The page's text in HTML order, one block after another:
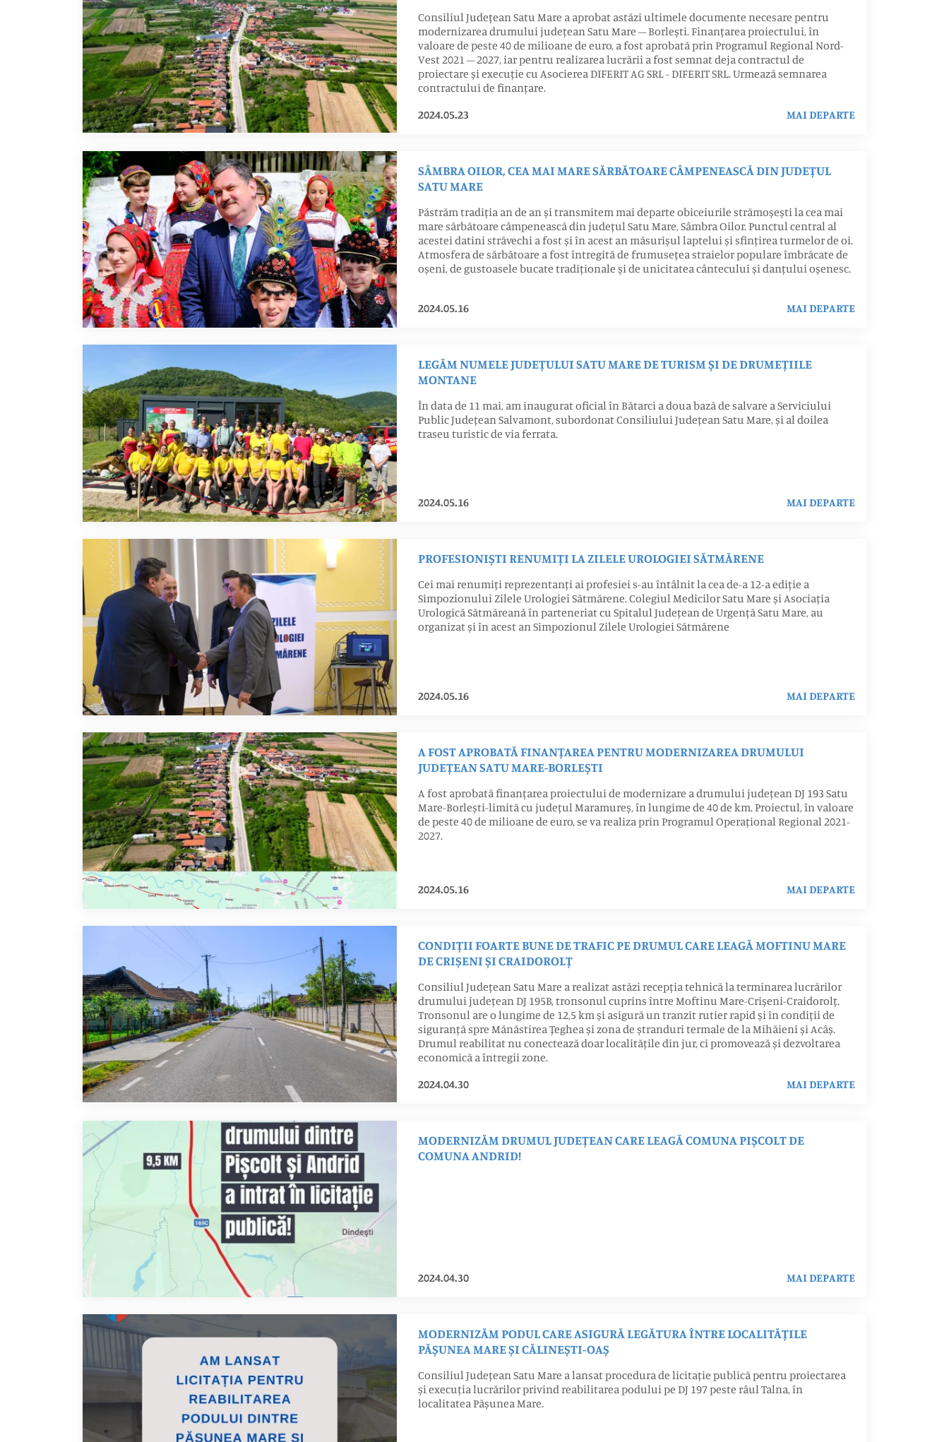
Consiliul Județean Satu Mare a aprobat astăzi ultimele documente necesare pentru
modernizarea drumului județean Satu Mare – Borlești. Finanțarea proiectului, în
valoare de peste 40 de milioane de euro, a fost aprobată prin Programul Regional Nord-
Vest 2021 – 2027, iar pentru realizarea lucrării a fost semnat deja contractul de
proiectare și execuție cu Asocierea DIFERIT AG SRL - DIFERIT SRL. Urmează semnarea
contractului de finanțare.
2024.05.23
MAI DEPARTE
SÂMBRA OILOR, CEA MAI MARE SĂRBĂTOARE CÂMPENEASCĂ DIN JUDEȚUL
SATU MARE
Păstrăm tradiția an de an și transmitem mai departe obiceiurile strămoșești la cea mai
mare sărbătoare câmpenească din județul Satu Mare, Sâmbra Oilor. Punctul central al
acestei datini străvechi a fost și în acest an măsurișul laptelui și sfințirea turmelor de oi.
Atmosfera de sărbătoare a fost întregită de frumusețea straielor populare îmbrăcate de
oșeni, de gustoasele bucate tradiționale și de unicitatea cântecului și danțului oșenesc.
2024.05.16 MAI DEPARTE
LEGĂM NUMELE JUDEȚULUI SATU MARE DE TURISM ȘI DE DRUMEȚIILE
MONTANE
În data de 11 mai, am inaugurat oficial în Bătarci a doua bază de salvare a Serviciului
Public Județean Salvamont, subordonat Consiliului Județean Satu Mare, și al doilea
traseu turistic de via ferrata.
2024.05.16 MAI DEPARTE
PROFESIONIȘTI RENUMIȚI LA ZILELE UROLOGIEI SĂTMĂRENE
Cei mai renumiți reprezentanți ai profesiei s-au întâlnit la cea de-a 12-a ediție a
Simpozionului Zilele Urologiei Sătmărene. Colegiul Medicilor Satu Mare și Asociația
Urologică Sătmăreană în parteneriat cu Spitalul Județean de Urgență Satu Mare, au
organizat și în acest an Simpozionul Zilele Urologiei Sătmărene
2024.05.16 MAI DEPARTE
A FOST APROBATĂ FINANȚAREA PENTRU MODERNIZAREA DRUMULUI
JUDEȚEAN SATU MARE-BORLEȘTI
A fost aprobată finanțarea proiectului de modernizare a drumului județean DJ 193 Satu
Mare-Borlești-limită cu județul Maramureș, în lungime de 40 de km. Proiectul, în valoare
de peste 40 de milioane de euro, se va realiza prin Programul Operațional Regional 2021-
2027.
2024.05.16 MAI DEPARTE
CONDIȚII FOARTE BUNE DE TRAFIC PE DRUMUL CARE LEAGĂ MOFTINU MARE
DE CRIȘENI ȘI CRAIDOROLȚ
Consiliul Județean Satu Mare a realizat astăzi recepția tehnică la terminarea lucrărilor
drumului județean DJ 195B, tronsonul cuprins între Moftinu Mare-Crișeni-Craidorolț.
Tronsonul are o lungime de 12,5 km și asigură un tranzit rutier rapid și în condiții de
siguranță spre Mănăstirea Țeghea și zona de ștranduri termale de la Mihăieni și Acâș.
Drumul reabilitat nu conectează doar localitățile din jur, ci promovează și dezvoltarea
economică a întregii zone.
2024.04.30
MAI DEPARTE
MODERNIZĂM DRUMUL JUDEȚEAN CARE LEAGĂ COMUNA PIȘCOLT DE
COMUNA ANDRID!
2024.04.30 MAI DEPARTE
MODERNIZĂM PODUL CARE ASIGURĂ LEGĂTURA ÎNTRE LOCALITĂȚILE
PĂȘUNEA MARE ȘI CĂLINEȘTI-OAȘ
Consiliul Județean Satu Mare a lansat procedura de licitație publică pentru proiectarea
și execuția lucrărilor privind reabilitarea podului pe DJ 197 peste râul Talna, în
localitatea Pășunea Mare.